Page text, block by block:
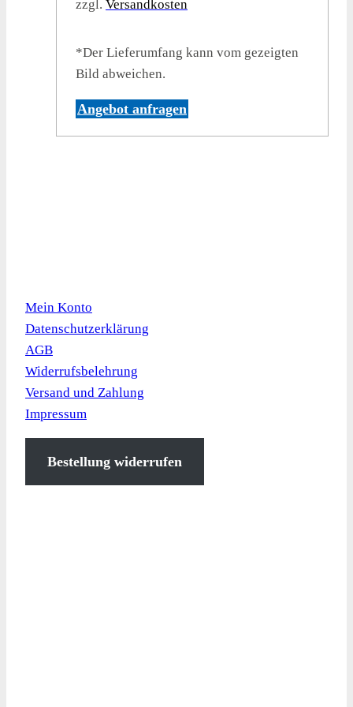
zzgl. Versandkosten
*Der Lieferumfang kann vom gezeigten
Bild abweichen.
Angebot anfragen
Mein Konto
Datenschutzerklärung
AGB
Widerrufsbelehrung
Versand und Zahlung
Impressum
Bestellung widerrufen